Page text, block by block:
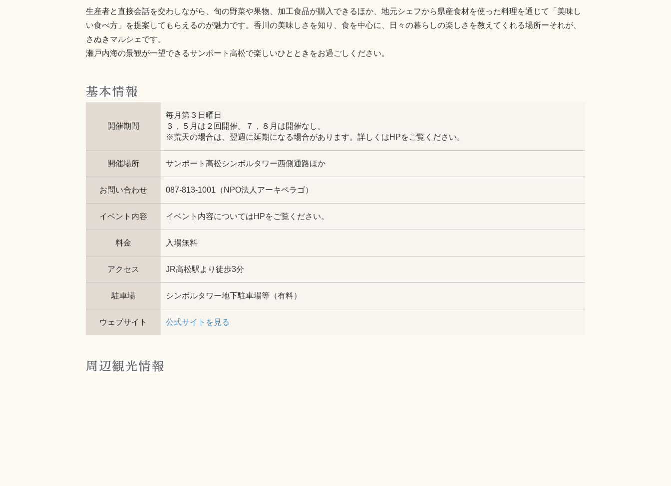
生産者と直接会話を交わしながら、旬の野菜や果物、加工食品が購入できるほか、地元シェフから県産食材を使った料理を通じて「美味し
い食べ方」を提案してもらえるのが魅力です。香川の美味しさを知り、食を中心に、日々の暮らしの楽しさを教えてくれる場所ーそれが、
さぬきマルシェです。
瀬戸内海の景観が一望できるサンポート高松で楽しいひとときをお過ごしください。
開催期間
毎月第３日曜日
３，５月は２回開催。７，８月は開催なし。
※荒天の場合は、翌週に延期になる場合があります。詳しくはHPをご覧ください。
開催場所 サンポート高松シンボルタワー西側通路ほか
お問い合わせ 087-813-1001（NPO法人アーキペラゴ）
イベント内容 イベント内容についてはHPをご覧ください。
料金 入場無料
アクセス JR高松駅より徒歩3分
駐車場 シンボルタワー地下駐車場等（有料）
ウェブサイト 公式サイトを見る